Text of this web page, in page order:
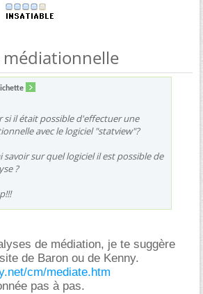
médiationnelle
si il était possible d'effectuer une
avec le logiciel "statview"?
savoir sur quel logiciel il est possible de
?
de médiation, je te suggère
de Baron ou de Kenny.
cm/mediate.htm
pas à pas.